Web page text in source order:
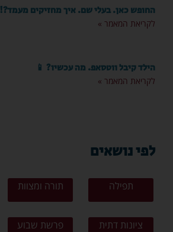
החופש כאן. בעלי שם. איך מחזיקים מעמד?!
לקריאת המאמר »
הילד קיבל ווטסאפ. מה עכשיו? 📱
לקריאת המאמר »
לפי נושאים
תפילה תורה ומצוות
ציונות דתית פרשת שבוע